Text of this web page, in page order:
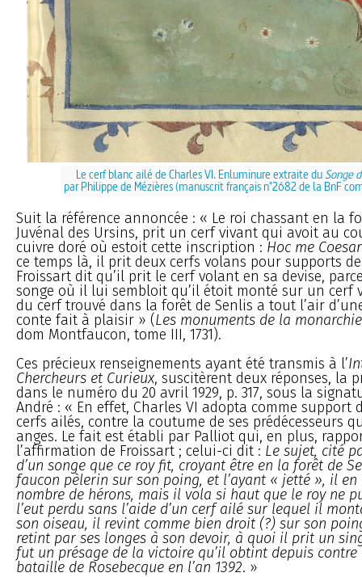
Le cerf blanc ailé de Charles VI. Enluminure extraite duSonge
par Philippe de Mézières (manuscrit français n°2682 de la BnF
Suit la référence annoncée : « Le roi chassant en la
Juvénal des Ursins, prit un cerf vivant qui avoit au
cuivre doré où estoit cette inscription : Hoc me
ce temps là, il prit deux cerfs volans pour supports
Froissart dit qu’il prit le cerf volant en sa devise,
songe où il lui sembloit qu’il étoit monté sur un cerf
du cerf trouvé dans la forêt de Senlis a tout l’air
conte fait à plaisir » (Les monuments de la
dom Montfaucon, tome III, 1731).
Ces précieux renseignements ayant été transmis à l’
Chercheurs et Curieux, suscitèrent deux réponses, la
dans le numéro du 20 avril 1929, p. 317, sous la
André : « En effet, Charles VI adopta comme support
cerfs ailés, contre la coutume de ses prédécesseurs
anges. Le fait est établi par Palliot qui, en plus,
l’affirmation de Froissart ; celui-ci dit : Le sujet, cité
d’un songe que ce roy fit, croyant être en la forêt de
faucon pèlerin sur son poing, et l’ayant « jetté », il
nombre de hérons, mais il vola si haut que le roy ne
l’eut perdu sans l’aide d’un cerf ailé sur lequel il
son oiseau, il revint comme bien droit (?) sur son
retint par ses longes à son devoir, à quoi il prit un
fut un présage de la victoire qu’il obtint depuis
bataille de Rosebecque en l’an 1392. »